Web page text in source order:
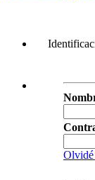
Olvidé